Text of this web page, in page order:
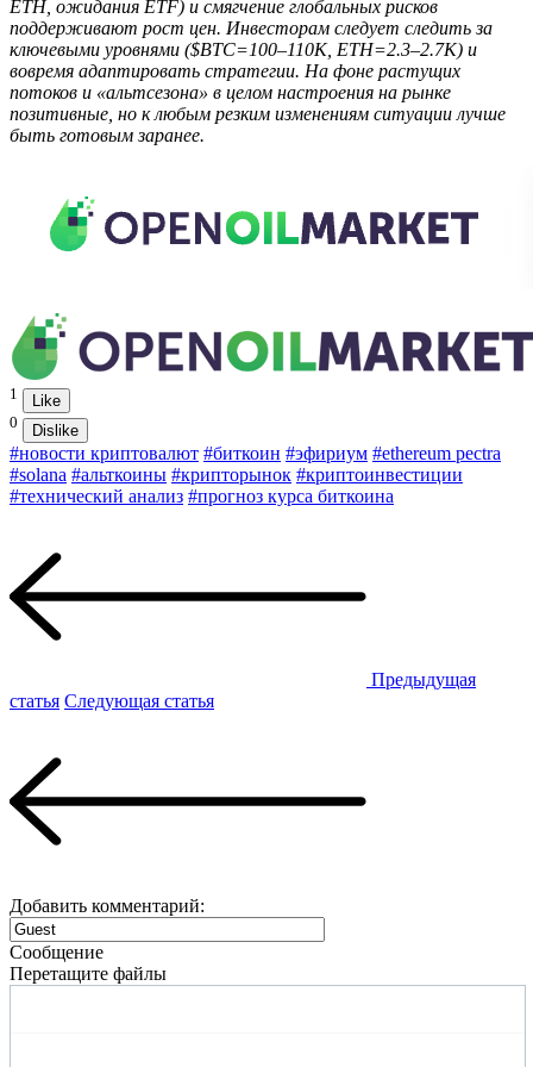
ETH, ожидания ETF) и смягчение глобальных рисков
поддерживают рост цен. Инвесторам следует следить за
ключевыми уровнями ($BTC=100–110K, ETH=2.3–2.7K) и
вовремя адаптировать стратегии. На фоне растущих
потоков и «альтсезона» в целом настроения на рынке
позитивные, но к любым резким изменениям ситуации лучше
быть готовым заранее.
1
Like
0
Dislike
#новости криптовалют #биткоин #эфириум #ethereum pectra
#solana #альткоины #крипторынок #криптоинвестиции
#технический анализ #прогноз курса биткоина
Предыдущая
статья Следующая статья
Добавить комментарий:
Сообщение
Перетащите файлы